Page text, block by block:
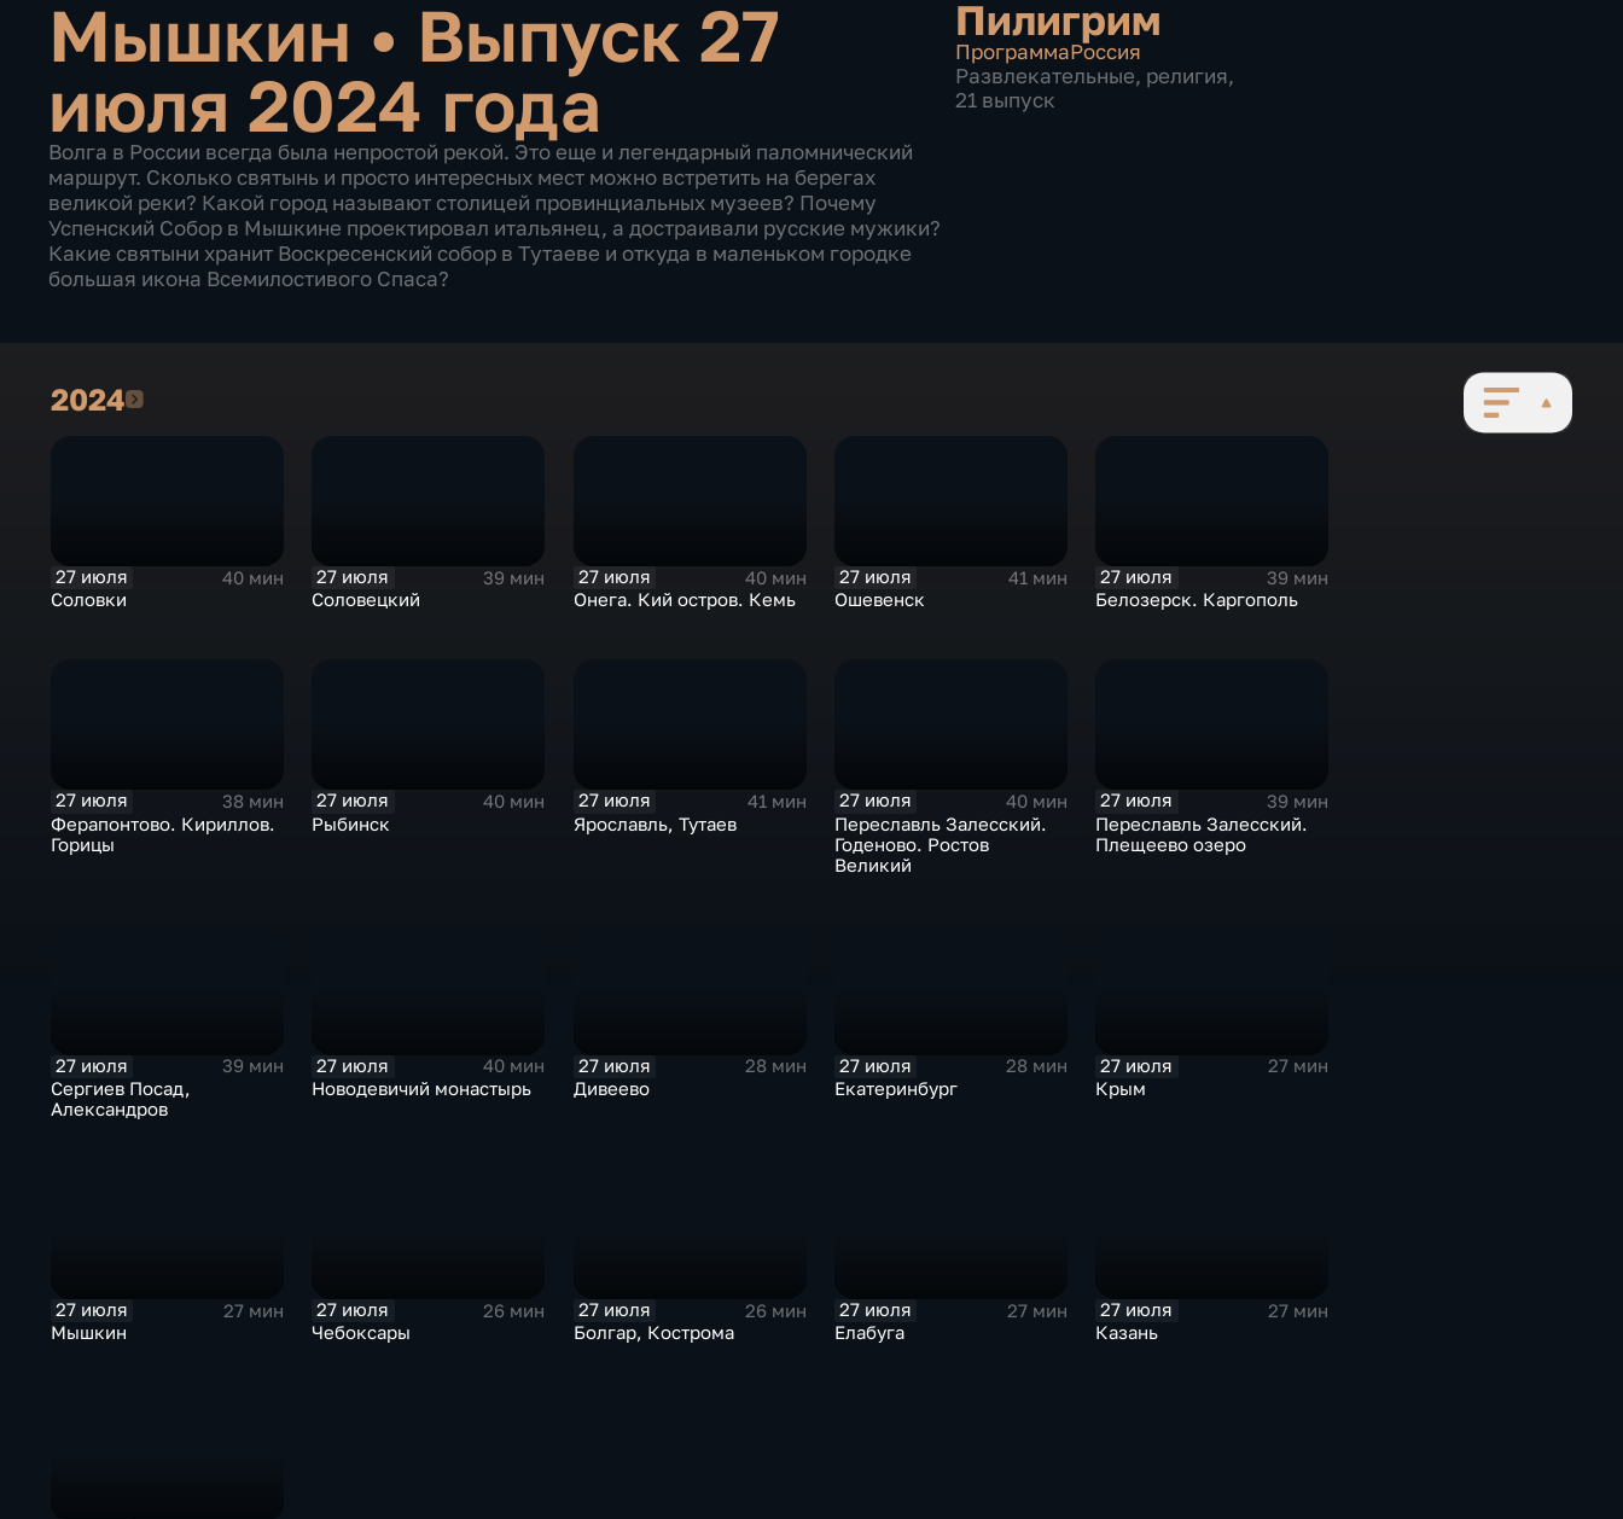
Мышкин • Выпуск 27
июля 2024 года
Волга в России всегда была непростой рекой. Это еще и легендарный паломнический
маршрут. Сколько святынь и просто интересных мест можно встретить на берегах
великой реки? Какой город называют столицей провинциальных музеев? Почему
Успенский Собор в Мышкине проектировал итальянец, а достраивали русские мужики?
Какие святыни хранит Воскресенский собор в Тутаеве и откуда в маленьком городке
большая икона Всемилостивого Спаса?
Пилигрим
ПрограммаРоссия
Развлекательные, религия,
21 выпуск
20242024
27 июля
40 мин
Соловки
27 июля
39 мин
Соловецкий
27 июля
40 мин
Онега. Кий остров. Кемь
27 июля
41 мин
Ошевенск
27 июля
39 мин
Белозерск. Каргополь
27 июля
38 мин
Ферапонтово. Кириллов.
Горицы
27 июля
40 мин
Рыбинск
27 июля
41 мин
Ярославль, Тутаев
27 июля
40 мин
Переславль Залесский.
Годеново. Ростов
Великий
27 июля
39 мин
Переславль Залесский.
Плещеево озеро
27 июля
39 мин
Сергиев Посад,
Александров
27 июля
40 мин
Новодевичий монастырь
27 июля
28 мин
Дивеево
27 июля
28 мин
Екатеринбург
27 июля
27 мин
Крым
27 июля
27 мин
Мышкин
27 июля
26 мин
Чебоксары
27 июля
26 мин
Болгар, Кострома
27 июля
27 мин
Елабуга
27 июля
27 мин
Казань